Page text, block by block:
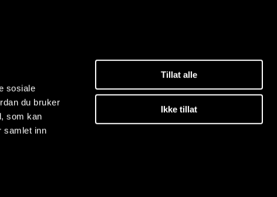
sosiale
du bruker
som kan
samlet inn
Tillat alle
Ikke tillat